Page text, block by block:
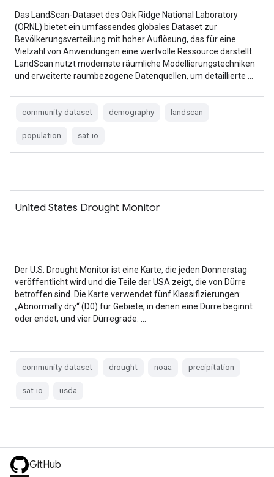
Das LandScan-Dataset des Oak Ridge National Laboratory
(ORNL) bietet ein umfassendes globales Dataset zur
Bevölkerungsverteilung mit hoher Auflösung, das für eine
Vielzahl von Anwendungen eine wertvolle Ressource darstellt.
LandScan nutzt modernste räumliche Modellierungstechniken
und erweiterte raumbezogene Datenquellen, um detaillierte …
community-dataset demography landscan
population sat-io
United States Drought Monitor
Der U.S. Drought Monitor ist eine Karte, die jeden Donnerstag
veröffentlicht wird und die Teile der USA zeigt, die von Dürre
betroffen sind. Die Karte verwendet fünf Klassifizierungen:
„Abnormally dry“ (D0) für Gebiete, in denen eine Dürre beginnt
oder endet, und vier Dürregrade: …
community-dataset drought noaa precipitation
sat-io usda
GitHub